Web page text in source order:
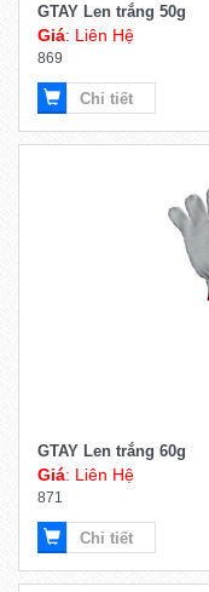
GTAY Len trắng 50g
Giá: Liên Hệ
869
Chi tiết
GTAY Len trắng 60g
Giá: Liên Hệ
871
Chi tiết